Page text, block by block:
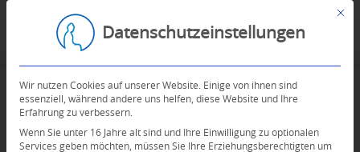
Mit
Datenschutzeinstellungen
Wir nutzen Cookies auf unserer Website. Einige von ihnen sind
essenziell, während andere uns helfen, diese Website und Ihre
Erfahrung zu verbessern.
Wenn Sie unter 16 Jahre alt sind und Ihre Einwilligung zu optionalen
Services geben möchten, müssen Sie Ihre Erziehungsberechtigten um